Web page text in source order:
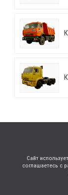
Сайт
соглашаетесь с